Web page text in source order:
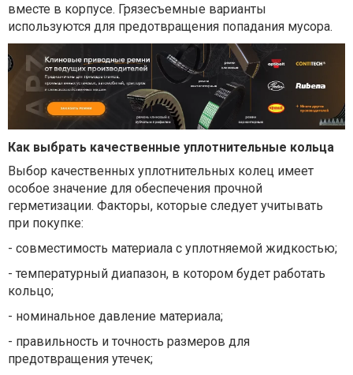
вместе в корпусе. Грязесъемные варианты
используются для предотвращения попадания мусора.
Как выбрать качественные уплотнительные кольца
Выбор качественных уплотнительных колец имеет
особое значение для обеспечения прочной
герметизации. Факторы, которые следует учитывать
при покупке:
- совместимость материала с уплотняемой жидкостью;
- температурный диапазон, в котором будет работать
кольцо;
- номинальное давление материала;
- правильность и точность размеров для
предотвращения утечек;